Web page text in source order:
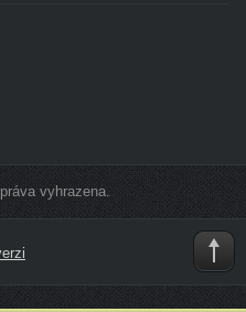
vyhrazena.